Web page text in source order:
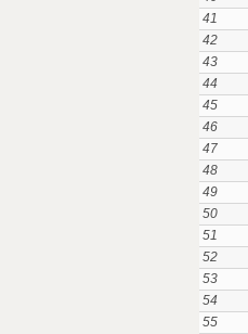
41
42
43
44
45
46
47
48
49
50
51
52
53
54
55